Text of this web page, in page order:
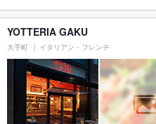
YOTTERIA GAKU
大手町 イタリアン・フレンチ